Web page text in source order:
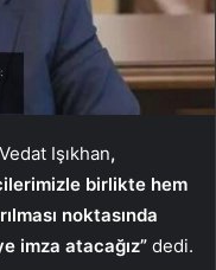
Işıkhan,
birlikte hem
noktasında
imza atacağız” dedi.